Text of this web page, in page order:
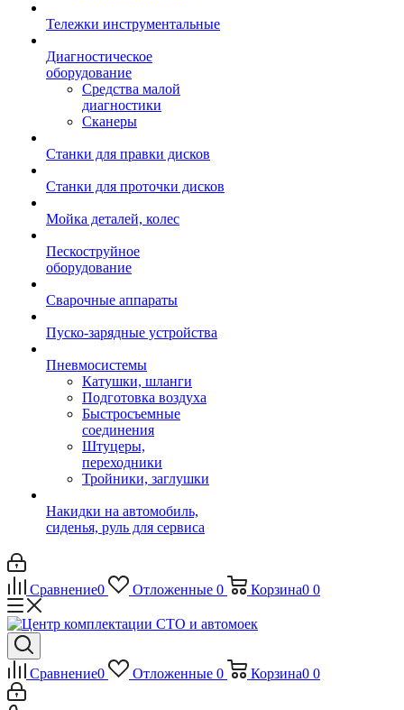
Тележки инструментальные
Диагностическое
оборудование
Средства малой
диагностики
Сканеры
Станки для правки дисков
Станки для проточки дисков
Мойка деталей, колес
Пескоструйное
оборудование
Сварочные аппараты
Пуско-зарядные устройства
Пневмосистемы
Катушки, шланги
Подготовка воздуха
Быстросъемные
соединения
Штуцеры,
переходники
Тройники, заглушки
Накидки на автомобиль,
сиденья, руль для сервиса
Сравнение0 Отложенные 0 Корзина0 0
Сравнение0 Отложенные 0 Корзина0 0